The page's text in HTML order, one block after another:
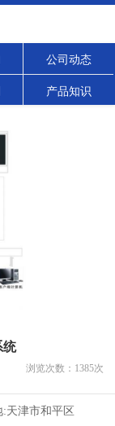
公司动态
产品知识
统
浏览次数： 1385次
:天津市和平区